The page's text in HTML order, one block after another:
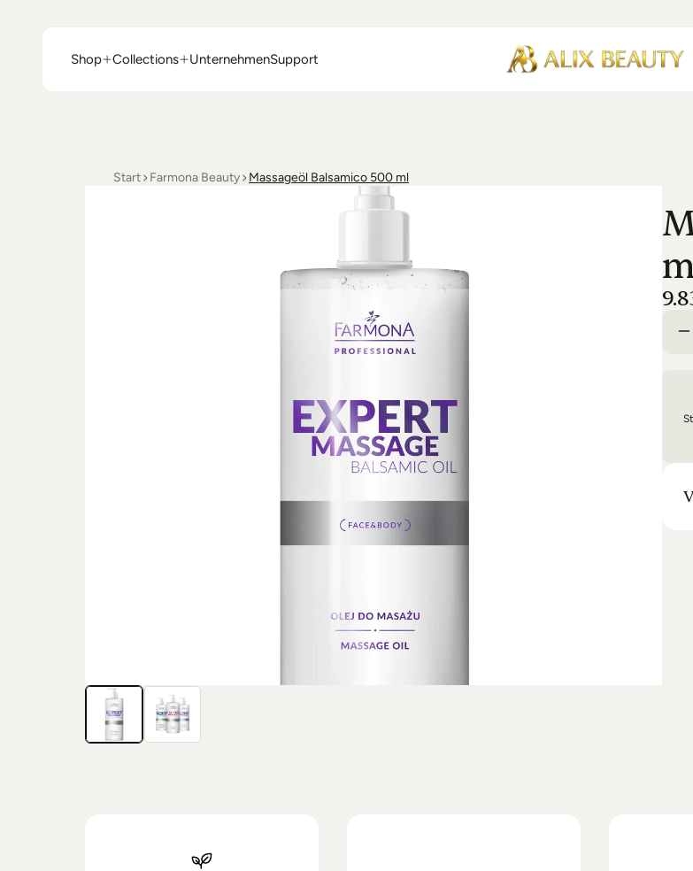
Shop
Collections
UnternehmenSupport
Start Farmona Beauty Massageöl Balsamico 500 ml